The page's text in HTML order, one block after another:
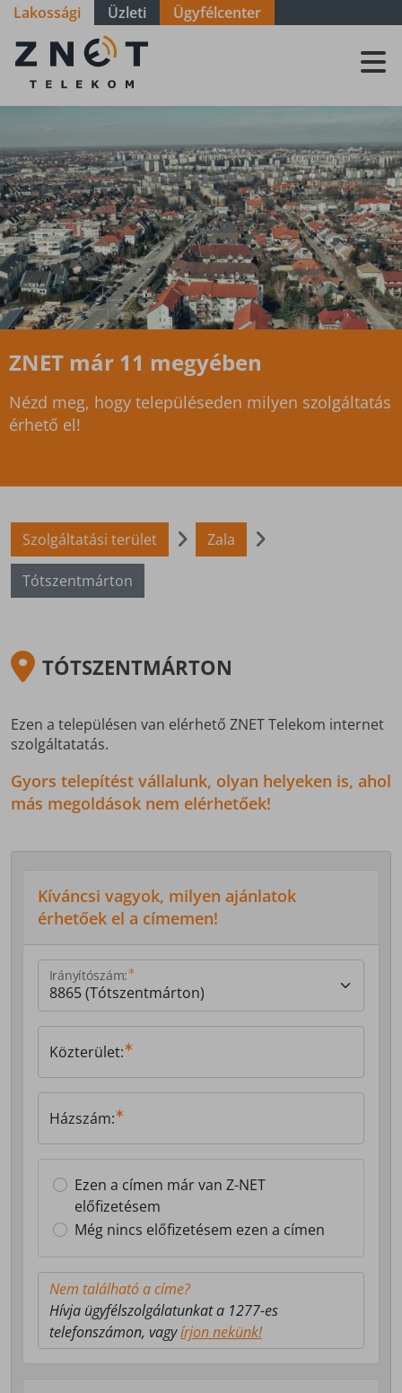
Lakossági Üzleti Ügyfélcenter
Szolgáltatási
terület - Zala
-
ZNET már 11 megyében
Nézd meg, hogy településeden milyen szolgáltatás
érhető el!
Szolgáltatási terület Zala
Tótszentmárton
TÓTSZENTMÁRTON
Ezen a településen van elérhető ZNET Telekom internet
szolgáltatatás.
Gyors telepítést vállalunk, olyan helyeken is, ahol
más megoldások nem elérhetőek!
Kíváncsi vagyok, milyen ajánlatok
érhetőek el a címemen!
Irányítószám:
Közterület:
Házszám:
Ezen a címen már van Z-NET
előfizetésem
Még nincs előfizetésem ezen a címen
Nem található a címe?
Hívja ügyfélszolgálatunkat a 1277-es
telefonszámon, vagyírjon nekünk!